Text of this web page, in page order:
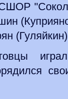
"Сокол":